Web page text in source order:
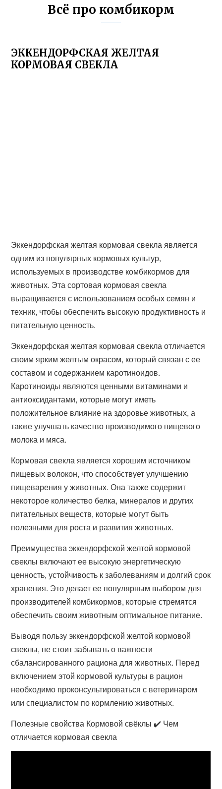
Всё про комбикорм
ЭККЕНДОРФСКАЯ ЖЕЛТАЯ
КОРМОВАЯ СВЕКЛА
Эккендорфская желтая кормовая свекла является
одним из популярных кормовых культур,
используемых в производстве комбикормов для
животных. Эта сортовая кормовая свекла
выращивается с использованием особых семян и
техник, чтобы обеспечить высокую продуктивность и
питательную ценность.
Эккендорфская желтая кормовая свекла отличается
своим ярким желтым окрасом, который связан с ее
составом и содержанием каротиноидов.
Каротиноиды являются ценными витаминами и
антиоксидантами, которые могут иметь
положительное влияние на здоровье животных, а
также улучшать качество производимого пищевого
молока и мяса.
Кормовая свекла является хорошим источником
пищевых волокон, что способствует улучшению
пищеварения у животных. Она также содержит
некоторое количество белка, минералов и других
питательных веществ, которые могут быть
полезными для роста и развития животных.
Преимущества эккендорфской желтой кормовой
свеклы включают ее высокую энергетическую
ценность, устойчивость к заболеваниям и долгий срок
хранения. Это делает ее популярным выбором для
производителей комбикормов, которые стремятся
обеспечить своим животным оптимальное питание.
Выводя пользу эккендорфской желтой кормовой
свеклы, не стоит забывать о важности
сбалансированного рациона для животных. Перед
включением этой кормовой культуры в рацион
необходимо проконсультироваться с ветеринаром
или специалистом по кормлению животных.
Полезные свойства Кормовой свёклы ✔️ Чем
отличается кормовая свекла